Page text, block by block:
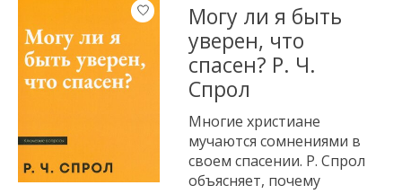
Могу ли я быть
уверен, что
спасен? Р. Ч.
Спрол
Многие христиане
мучаются сомнениями в
своем спасении. Р. Спрол
объясняет, почему